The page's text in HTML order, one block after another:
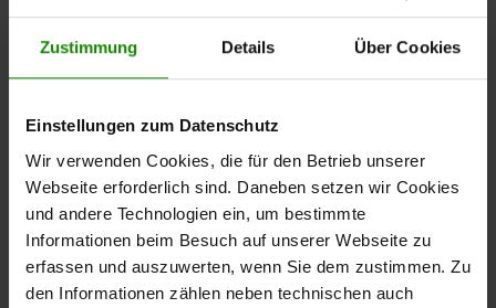
Zustimmung Details Über Cookies
Einstellungen zum Datenschutz
Wir verwenden Cookies, die für den Betrieb unserer
Webseite erforderlich sind. Daneben setzen wir Cookies
und andere Technologien ein, um bestimmte
Informationen beim Besuch auf unserer Webseite zu
erfassen und auszuwerten, wenn Sie dem zustimmen. Zu
den Informationen zählen neben technischen auch
Für den Fall eines Verstoßes gegen diese
vor, den betreffenden Teilnehmer vom Gewinnspiel
auszuschließen. Insbesondere können Personen
ausgeschlossen werden, die sich unerlaubter Hilfsmittel
bedienen oder sich anderweitig durch Manipulationen
Vorteile verschafft haben. Ggf. können in diesen Fällen
auch nachträglich Gewinne aberkannt und
zurückgefordert werden.